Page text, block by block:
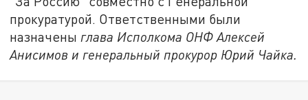
прокуратурой. Ответственными были
назначены глава Исполкома ОНФ Алексей
Анисимов и генеральный прокурор Юрий Чайка.